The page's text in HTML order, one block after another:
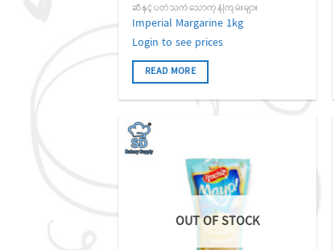
ဆီနှင့်ပတ်သက်သောကုန်ကြမ်းများ
Imperial Margarine 1kg
Login to see prices
READ MORE
OUT OF STOCK